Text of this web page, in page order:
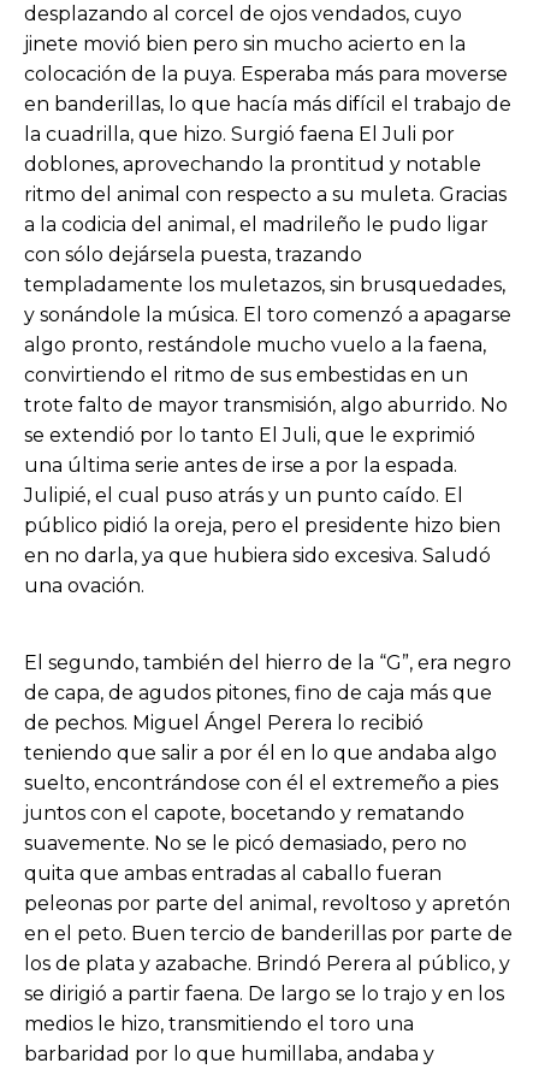
desplazando al corcel de ojos vendados, cuyo
jinete movió bien pero sin mucho acierto en la
colocación de la puya. Esperaba más para moverse
en banderillas, lo que hacía más difícil el trabajo de
la cuadrilla, que hizo. Surgió faena El Juli por
doblones, aprovechando la prontitud y notable
ritmo del animal con respecto a su muleta. Gracias
a la codicia del animal, el madrileño le pudo ligar
con sólo dejársela puesta, trazando
templadamente los muletazos, sin brusquedades,
y sonándole la música. El toro comenzó a apagarse
algo pronto, restándole mucho vuelo a la faena,
convirtiendo el ritmo de sus embestidas en un
trote falto de mayor transmisión, algo aburrido. No
se extendió por lo tanto El Juli, que le exprimió
una última serie antes de irse a por la espada.
Julipié, el cual puso atrás y un punto caído. El
público pidió la oreja, pero el presidente hizo bien
en no darla, ya que hubiera sido excesiva. Saludó
una ovación.
El segundo, también del hierro de la “G”, era negro
de capa, de agudos pitones, fino de caja más que
de pechos. Miguel Ángel Perera lo recibió
teniendo que salir a por él en lo que andaba algo
suelto, encontrándose con él el extremeño a pies
juntos con el capote, bocetando y rematando
suavemente. No se le picó demasiado, pero no
quita que ambas entradas al caballo fueran
peleonas por parte del animal, revoltoso y apretón
en el peto. Buen tercio de banderillas por parte de
los de plata y azabache. Brindó Perera al público, y
se dirigió a partir faena. De largo se lo trajo y en los
medios le hizo, transmitiendo el toro una
barbaridad por lo que humillaba, andaba y